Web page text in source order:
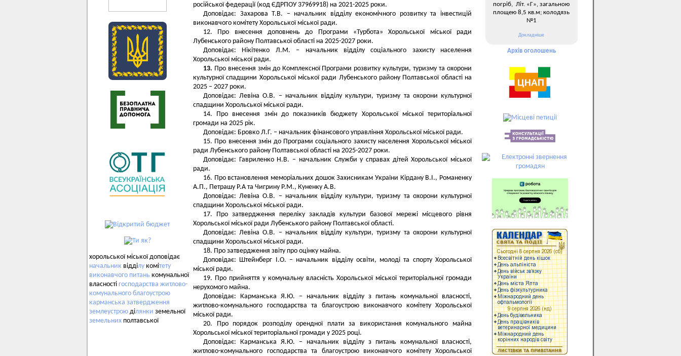
хорольської міської доповідає
начальник відділу комітету
виконавчого питань комунальної
власності господарства житлово-
комунального благоустрою
карманська затвердження
землеустрою ділянки земельної
земельних полтавської
російської федерації (код ЄДРПОУ 37969918) на 2021-2025 роки.
Доповідає: Захарова Т.В. – начальник відділу економічного розвитку та інвестицій
виконавчого комітету Хорольської міської ради.
12. Про внесення доповнень до Програми «Турбота» Хорольської міської ради
Лубенського району Полтавської області на 2025-2027 роки.
Доповідає: Нікітенко Л.М. – начальник відділу соціального захисту населення
Хорольської міської ради.
13. Про внесення змін до Комплексної Програми розвитку культури, туризму та охорони
культурної спадщини Хорольської міської ради Лубенського району Полтавської області на
2025 – 2027 роки.
Доповідає: Левіна О.В. – начальник відділу культури, туризму та охорони культурної
спадщини Хорольської міської ради.
14. Про внесення змін до показників бюджету Хорольської міської територіальної
громади на 2025 рік.
Доповідає: Бровко Л.Г. – начальник фінансового управління Хорольської міської ради.
15. Про внесення змін до Програми соціального захисту населення Хорольської міської
ради Лубенського району Полтавської області на 2025-2027 роки.
Доповідає: Гавриленко Н.В. – начальник Служби у справах дітей Хорольської міської
ради.
16. Про встановлення меморіальних дошок Захисникам України Кірдану В.І., Романенку
А.П., Петрашу Р.А та Чигрину Р.М., Куненку А.В.
Доповідає: Левіна О.В. – начальник відділу культури, туризму та охорони культурної
спадщини Хорольської міської ради.
17. Про затвердження переліку закладів культури базової мережі місцевого рівня
Хорольської міської ради Лубенського району Полтавської області.
Доповідає: Левіна О.В. – начальник відділу культури, туризму та охорони культурної
спадщини Хорольської міської ради.
18. Про затвердження звіту про оцінку майна.
Доповідає: Штейнберг І.О. – начальник відділу освіти, молоді та спорту Хорольської
міської ради.
19. Про прийняття у комунальну власність Хорольської міської територіальної громади
нерухомого майна.
Доповідає: Карманська Я.Ю. – начальник відділу з питань комунальної власності,
житлово-комунального господарства та благоустрою виконавчого комітету Хорольської
міської ради.
20. Про порядок розподілу орендної плати за використання комунального майна
Хорольської міської територіальної громади у 2025 році.
Доповідає: Карманська Я.Ю. – начальник відділу з питань комунальної власності,
житлово-комунального господарства та благоустрою виконавчого комітету Хорольської
погріб, Літ. «Г», загальною
площею 8,5 кв.м; колодязь
№1
Докладніше
Архів оголошень